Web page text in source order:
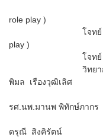
โจทย์ 2 หญิงตั้
role play )
โจทย์ 3 หญิงตั้งค
play )
โจทย์ 4 หญิงตั้ง
วิทยากร อ.นพ.ช
พิมล เรืองวุฒิเลิศ
รศ.ดร.นพ.
รศ.นพ.มานพ พิทักษ์ภากร
นางสาวพรเ
ดรุณี สิงคิรัตน์